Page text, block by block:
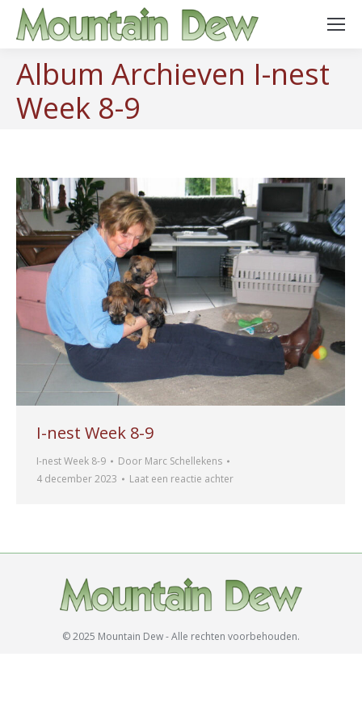
Album Archieven I-nest
Week 8-9
I-nest Week 8-9
I-nest Week 8-9 Door Marc Schellekens
4 december 2023
Laat een reactie achter
© 2025 Mountain Dew - Alle rechten voorbehouden.